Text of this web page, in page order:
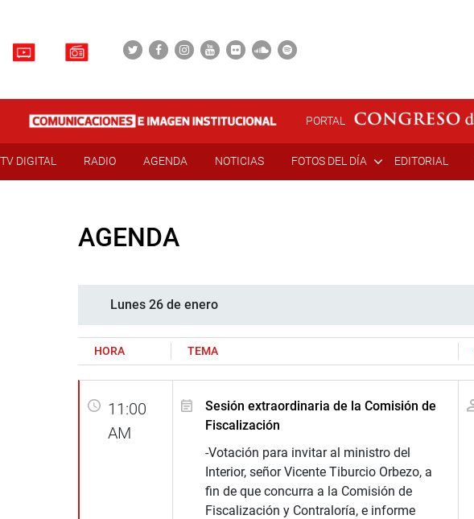
PORTAL
TV DIGITAL RADIO AGENDA NOTICIAS FOTOS DEL DÍA EDITORIAL
AGENDA
Lunes 26 de enero
HORA TEMA
11:00
AM
Sesión extraordinaria de la Comisión de
Fiscalización
-Votación para invitar al ministro del
Interior, señor Vicente Tiburcio Orbezo, a
fin de que concurra a la Comisión de
Fiscalización y Contraloría, e informe